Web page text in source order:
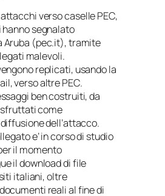
verso caselle PEC,
hanno segnalato
Aruba (pec.it), tramite
malevoli.
replicati, usando la
verso altre PEC.
ben costruiti, da
come
dell’attacco.
e’ in corso di studio
il momento
il download di file
italiani, oltre
reali al fine di